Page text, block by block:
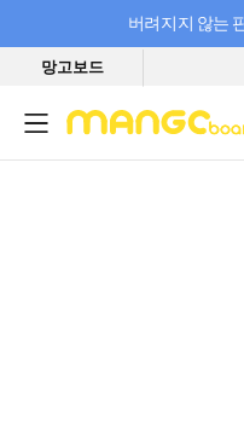
버려지지 않는
필요한 만큼 충전하고 끊김 없
망고보드